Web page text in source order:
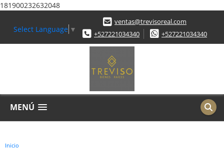
181900232632048
Select Language ▼
ventas@trevisoreal.com
+527221034340
+527221034340
MENÚ
Inicio